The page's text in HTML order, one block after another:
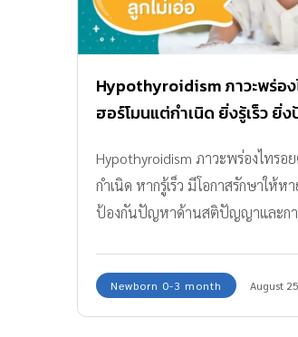
Hypothyroidism ภาวะพร่อ
ฮอร์โมนแต่กำเนิด ยิ่งรู้เร็ว ยิ่
Hypothyroidism ภาวะพร่องไทรอ
กำเนิด หากรู้เร็ว มีโอกาสรักษาให้ห
ป้องกันปัญหาด้านสติปัญญาและกา
Newborn 0-3 month August